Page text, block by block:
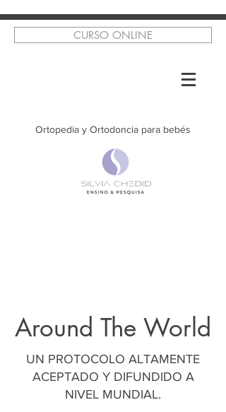
CURSO ONLINE
Ortopedia y Ortodoncia para bebés
Around The World
UN PROTOCOLO ALTAMENTE
ACEPTADO Y DIFUNDIDO A
NIVEL MUNDIAL.